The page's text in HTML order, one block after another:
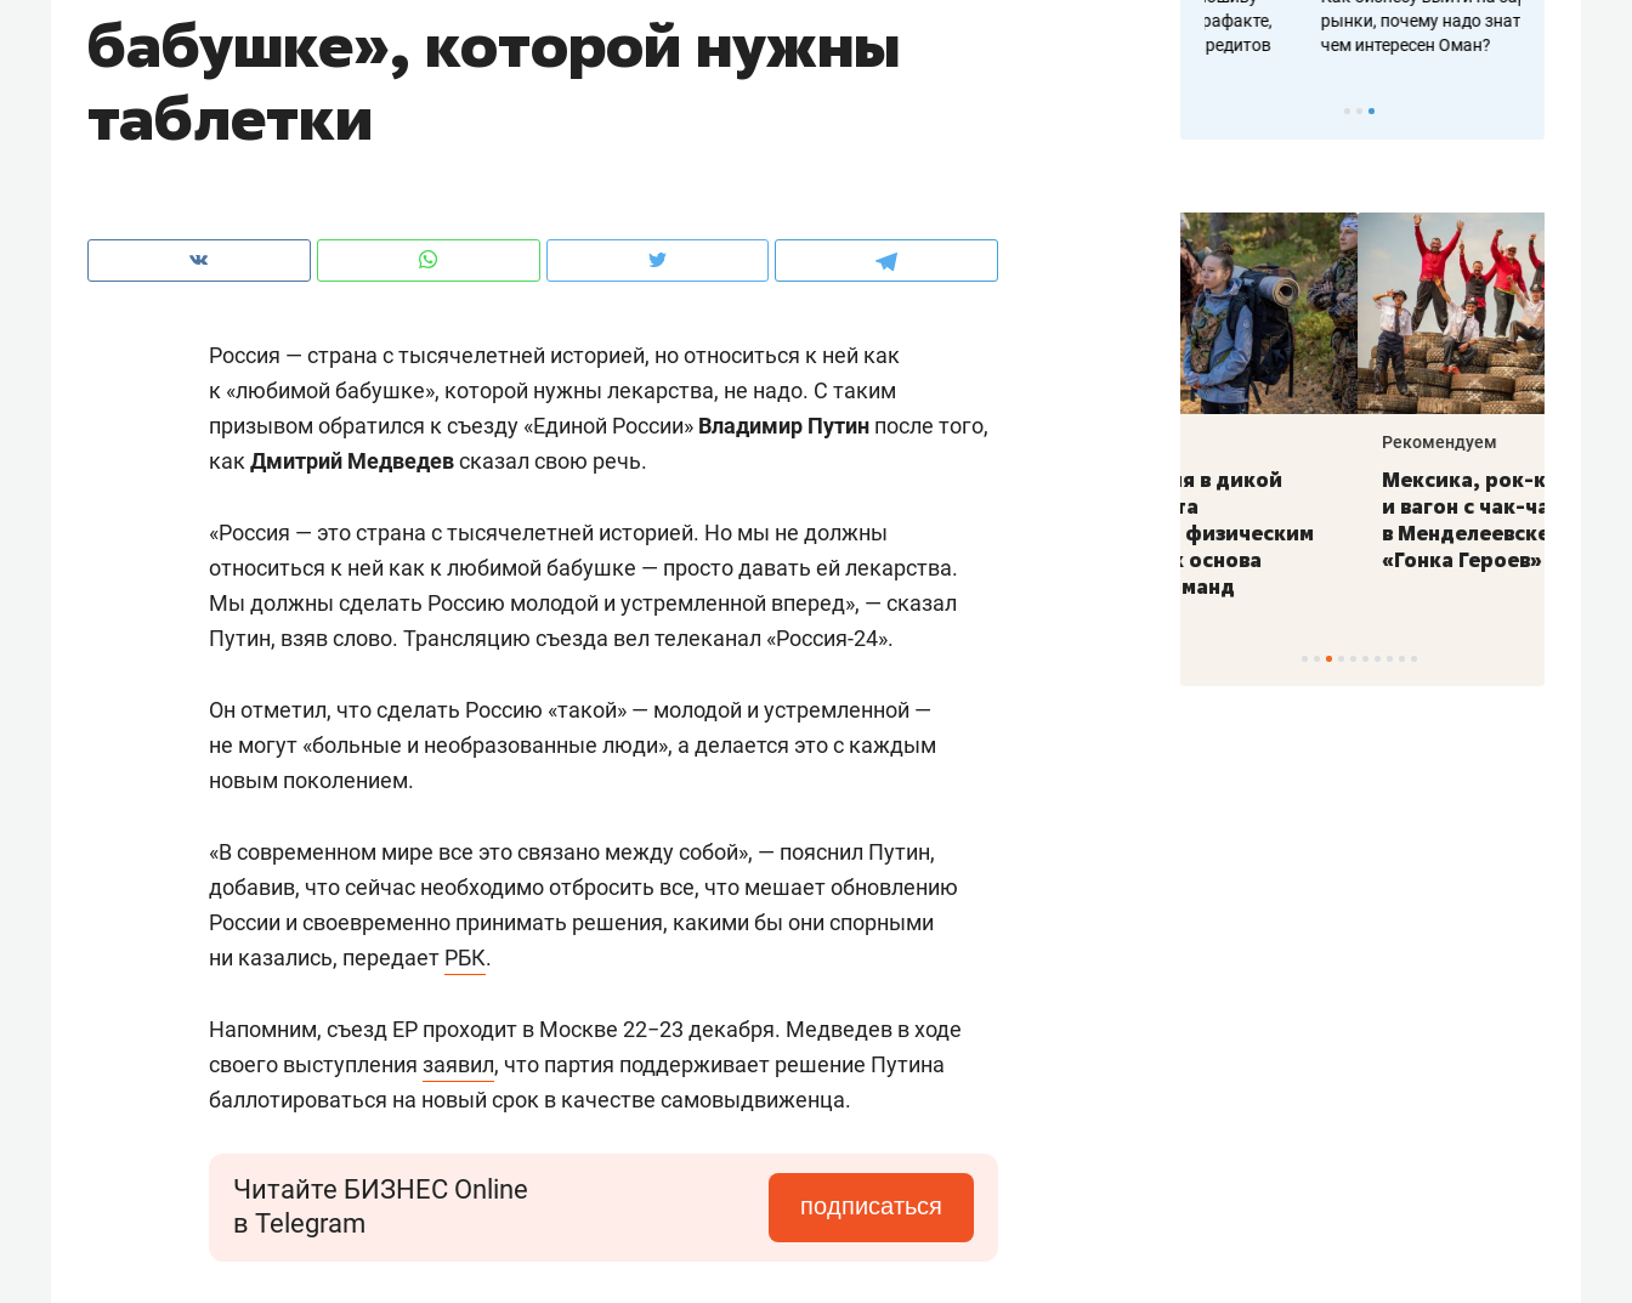
бабушке», которой нужны
таблетки
Россия — страна с тысячелетней историей, но относиться к ней как
к «любимой бабушке», которой нужны лекарства, не надо. С таким
призывом обратился к съезду «Единой России» Владимир Путин после того,
как Дмитрий Медведевсказал свою речь.
«Россия — это страна с тысячелетней историей. Но мы не должны
относиться к ней как к любимой бабушке — просто давать ей лекарства.
Мы должны сделать Россию молодой и устремленной вперед», — сказал
Путин, взяв слово. Трансляцию съезда вел телеканал «Россия-24».
Он отметил, что сделать Россию «такой» — молодой и устремленной —
не могут «больные и необразованные люди», а делается это с каждым
новым поколением.
«В современном мире все это связано между собой», — пояснил Путин,
добавив, что сейчас необходимо отбросить все, что мешает обновлению
России и своевременно принимать решения, какими бы они спорными
ни казались, передает РБК.
Напомним, съезд ЕР проходит в Москве 22−23 декабря. Медведев в ходе
своего выступления заявил, что партия поддерживает решение Путина
баллотироваться на новый срок в качестве самовыдвиженца.
Читайте БИЗНЕС Online
в Telegram
подписаться
чем интересен Оман?
о трехкратном росте цен, дотошных
клиентах и чудных запросах мастеров
рынки, почему надо знать аксакалов и
чем интересен Оман?
Рекомендуем
Как ГК «МИР ГРУПП» и ВТБ
комфорта под Казанью
Рекомендуем
150 камер до квартиры и Face
безопасность в ЖК «Нова»
с ментальным и физическим
состоянием как основа
антихрупких команд
Мексика, рок-концерт
и вагон с чак-чаком: как
в Менделеевске прошла
«Гонка Героев»